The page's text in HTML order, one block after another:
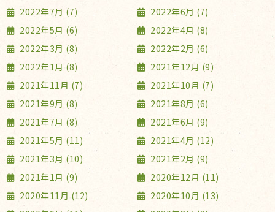
2022年7月 (7)
2022年6月 (7)
2022年5月 (6)
2022年4月 (8)
2022年3月 (8)
2022年2月 (6)
2022年1月 (8)
2021年12月 (9)
2021年11月 (7)
2021年10月 (7)
2021年9月 (8)
2021年8月 (6)
2021年7月 (8)
2021年6月 (9)
2021年5月 (11)
2021年4月 (12)
2021年3月 (10)
2021年2月 (9)
2021年1月 (9)
2020年12月 (11)
2020年11月 (12)
2020年10月 (13)